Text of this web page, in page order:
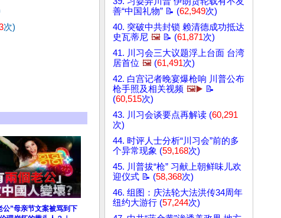
次)
公”母亲节文案被骂到下
善“中国礼物” 📝 (62,949次)
40. 突破中共封锁 赖清德成功抵达
史瓦蒂尼 🖼️ 📝 (61,871次)
41. 川习会三大议题浮上台面 台湾
居首位 🖼️ (61,491次)
42. 白宫记者晚宴爆枪响 川普公布
枪手照及相关视频 🖼️▶️ 📝
(60,515次)
43. 川习会谈要点再解读 (60,291
次)
44. 时评人士分析“川习会”前的多
个异常现象 (59,168次)
45. 川普拔“枪” 习献上朝鲜味儿欢
迎仪式 📝 (58,368次)
46. 组图：庆法轮大法洪传34周年
纽约大游行 (57,244次)